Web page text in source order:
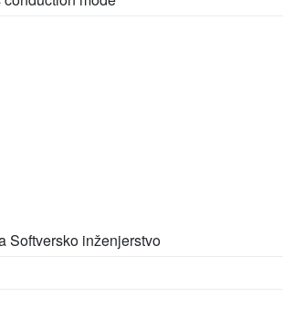
Softversko inženjerstvo